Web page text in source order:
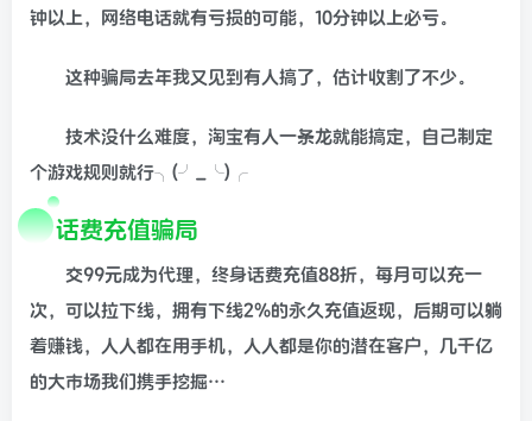
钟以上，网络电话就有亏损的可能，10分钟以上必亏。
这种骗局去年我又见到有人搞了，估计收割了不少。
技术没什么难度，淘宝有人一条龙就能搞定，自己制定
个游戏规则就行╮(╯_╰)╭
话费充值骗局
交99元成为代理，终身话费充值88折，每月可以充一
次，可以拉下线，拥有下线2%的永久充值返现，后期可以躺
着赚钱，人人都在用手机，人人都是你的潜在客户，几千亿
的大市场我们携手挖掘…